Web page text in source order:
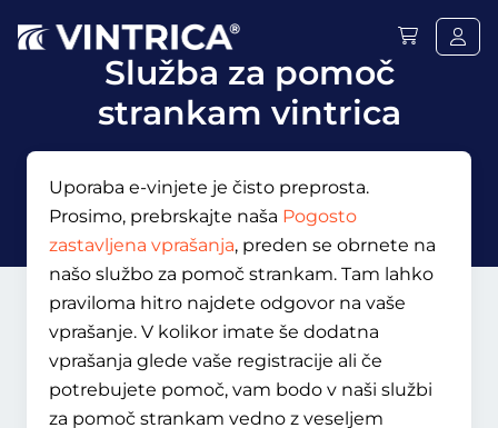
Služba za pomoč
strankam vintrica
Uporaba e-vinjete je čisto preprosta.
Prosimo, prebrskajte naša Pogosto
zastavljena vprašanja, preden se obrnete na
našo službo za pomoč strankam. Tam lahko
praviloma hitro najdete odgovor na vaše
vprašanje. V kolikor imate še dodatna
vprašanja glede vaše registracije ali če
potrebujete pomoč, vam bodo v naši službi
za pomoč strankam vedno z veseljem